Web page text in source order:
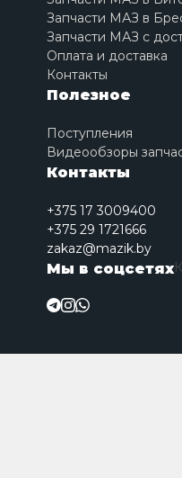
Запчасти МАЗ в
Запчасти МАЗ с
Оплата и доставка
Контакты
Полезное
Поступления
Видеообзоры
Контакты
+375 17 3009400
+375 29 1721666
zakaz@mazik.by
Мы в соцсетях